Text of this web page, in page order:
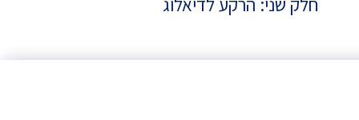
חלק שני: הרקע לדיאלוג